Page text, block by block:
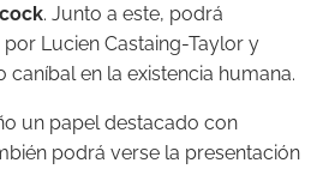
. Junto a este, podrá
Lucien Castaing-Taylor y
en la existencia humana.
un papel destacado con
podrá verse la presentación